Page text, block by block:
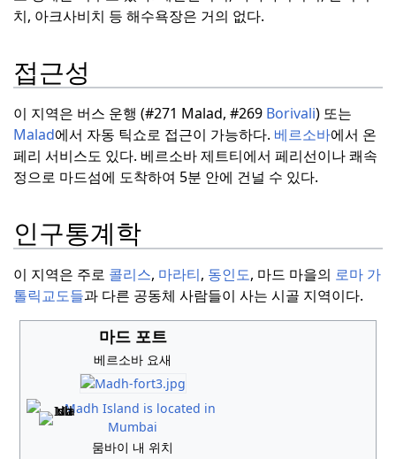
치, 아크사비치 등 해수욕장은 거의 없다.
접근성
이 지역은 버스 운행 (#271 Malad, #269 Borivali) 또는
Malad에서 자동 틱쇼로 접근이 가능하다. 베르소바에서 온
페리 서비스도 있다. 베르소바 제트티에서 페리선이나 쾌속
정으로 마드섬에 도착하여 5분 안에 건널 수 있다.
인구통계학
이 지역은 주로 콜리스, 마라티, 동인도, 마드 마을의 로마 가
톨릭교도들과 다른 공동체 사람들이 사는 시골 지역이다.
마드 포트
베르소바 요새
뭄바이 내 위치